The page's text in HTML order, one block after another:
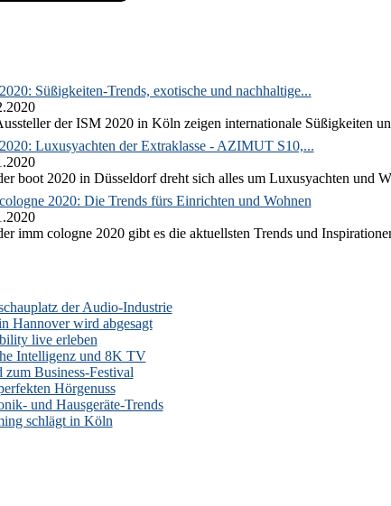
Süßigkeiten-Trends, exotische und nachhaltige...
der ISM 2020 in Köln zeigen internationale Süßigkeiten
Luxusyachten der Extraklasse - AZIMUT S10,...
boot 2020 in Düsseldorf dreht sich alles um Luxusyachten und
2020: Die Trends fürs Einrichten und Wohnen
imm cologne 2020 gibt es die aktuellsten Trends und
der Audio-Industrie
Hannover wird abgesagt
live erleben
Intelligenz und 8K TV
Business-Festival
Hörgenuss
und Hausgeräte-Trends
schlägt in Köln